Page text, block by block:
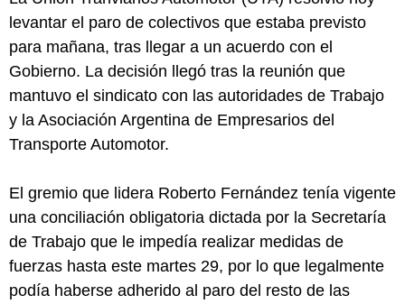
levantar el paro de colectivos que estaba previsto
para mañana, tras llegar a un acuerdo con el
Gobierno. La decisión llegó tras la reunión que
mantuvo el sindicato con las autoridades de Trabajo
y la Asociación Argentina de Empresarios del
Transporte Automotor.
El gremio que lidera Roberto Fernández tenía vigente
una conciliación obligatoria dictada por la Secretaría
de Trabajo que le impedía realizar medidas de
fuerzas hasta este martes 29, por lo que legalmente
podía haberse adherido al paro del resto de las